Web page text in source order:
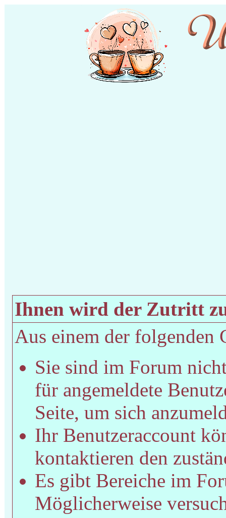
Ihnen wird der Zutritt
Aus einem der folgenden
Sie sind im Forum
für angemeldete
Seite, um sich
Ihr Benutzeraccount
kontaktieren den
Es gibt Bereiche im
Möglicherweise